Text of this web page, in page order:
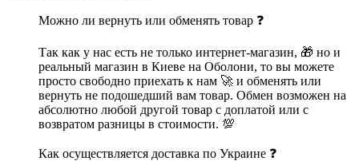
Можно ли вернуть или обменять товар ❓
Так как у нас есть не только интернет-магазин, 🎁 но и
реальный магазин в Киеве на Оболони, то вы можете
просто свободно приехать к нам 🚀 и обменять или
вернуть не подошедший вам товар. Обмен возможен на
абсолютно любой другой товар с доплатой или с
возвратом разницы в стоимости. 💯
Как осуществляется доставка по Украине ❓